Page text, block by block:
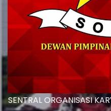
SENTRAL ORGANISASI